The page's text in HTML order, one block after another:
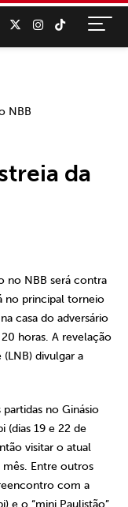
da
no NBB será contra
no principal torneio
casa do adversário
horas. A revelação
divulgar a
no Ginásio
(dias 19 e 22 de
visitar o atual
Entre outros
com a
e o “mini Paulistão”